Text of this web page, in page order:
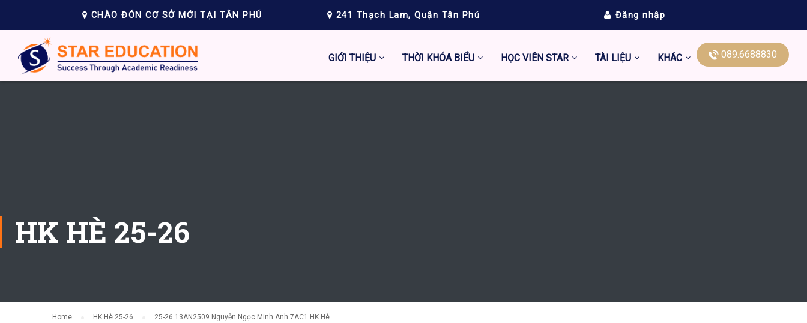
CHÀO ĐÓN CƠ SỞ MỚI TẠI TÂN PHÚ 241 Thạch Lam, Quận Tân Phú Đăng nhập
GIỚI THIỆU THỜI KHÓA BIỂU HỌC VIÊN STAR TÀI LIỆU KHÁC 089.6688830
HK HÈ 25-26
Home HK Hè 25-26 25-26 13AN2509 Nguyễn Ngọc Minh Anh 7AC1 HK Hè